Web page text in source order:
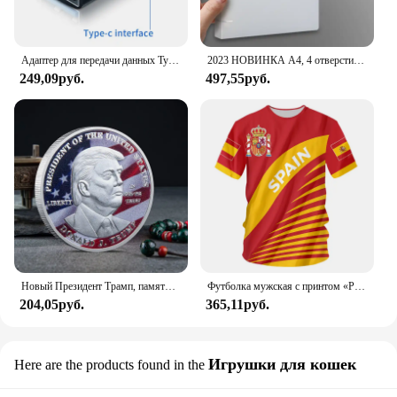
Адаптер для передачи данных Type C - USB 3.1, черный
249,09руб.
2023 НОВИНКА A4, 4 отверстия, зажим D-типа, синяя папка из полипропилена, перфорированная прозрачная папка-переплет, папка А4
497,55руб.
Новый Президент Трамп, памятный значок Дональда Трампа монета, серебряное золото, тройная монета, Дональд J Трамп, «в Бог, которому мы доверяем», монеты
204,05руб.
Футболка мужская с принтом «Реал Мадрид»
365,11руб.
Here are the products found in the Игрушки для кошек